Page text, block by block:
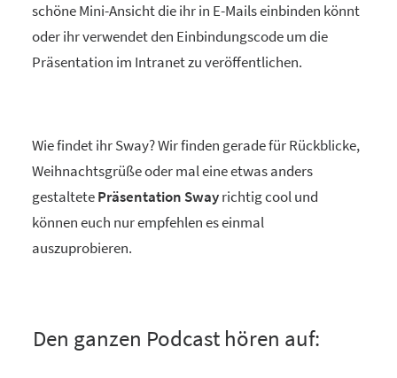
schöne Mini-Ansicht die ihr in E-Mails einbinden könnt
oder ihr verwendet den Einbindungscode um die
Präsentation im Intranet zu veröffentlichen.
Wie findet ihr Sway? Wir finden gerade für Rückblicke,
Weihnachtsgrüße oder mal eine etwas anders
gestaltetePräsentation Swayrichtig cool und
können euch nur empfehlen es einmal
auszuprobieren.
Den ganzen Podcast hören auf: